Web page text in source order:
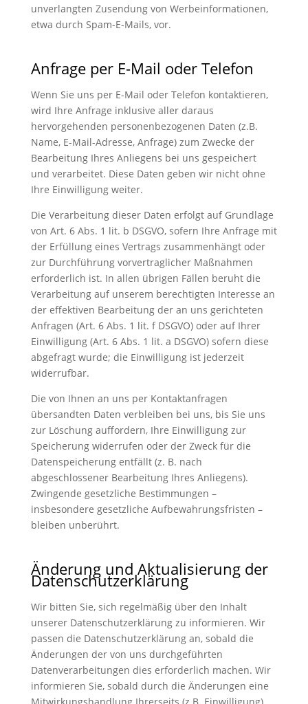
unverlangten Zusendung von Werbeinformationen,
etwa durch Spam-E-Mails, vor.
Anfrage per E-Mail oder Telefon
Wenn Sie uns per E-Mail oder Telefon kontaktieren,
wird Ihre Anfrage inklusive aller daraus
hervorgehenden personenbezogenen Daten (z.B.
Name, E-Mail-Adresse, Anfrage) zum Zwecke der
Bearbeitung Ihres Anliegens bei uns gespeichert
und verarbeitet. Diese Daten geben wir nicht ohne
Ihre Einwilligung weiter.
Die Verarbeitung dieser Daten erfolgt auf Grundlage
von Art. 6 Abs. 1 lit. b DSGVO, sofern Ihre Anfrage mit
der Erfüllung eines Vertrags zusammenhängt oder
zur Durchführung vorvertraglicher Maßnahmen
erforderlich ist. In allen übrigen Fällen beruht die
Verarbeitung auf unserem berechtigten Interesse an
der effektiven Bearbeitung der an uns gerichteten
Anfragen (Art. 6 Abs. 1 lit. f DSGVO) oder auf Ihrer
Einwilligung (Art. 6 Abs. 1 lit. a DSGVO) sofern diese
abgefragt wurde; die Einwilligung ist jederzeit
widerrufbar.
Die von Ihnen an uns per Kontaktanfragen
übersandten Daten verbleiben bei uns, bis Sie uns
zur Löschung auffordern, Ihre Einwilligung zur
Speicherung widerrufen oder der Zweck für die
Datenspeicherung entfällt (z. B. nach
abgeschlossener Bearbeitung Ihres Anliegens).
Zwingende gesetzliche Bestimmungen –
insbesondere gesetzliche Aufbewahrungsfristen –
bleiben unberührt.
Änderung und Aktualisierung der
Datenschutzerklärung
Wir bitten Sie, sich regelmäßig über den Inhalt
unserer Datenschutzerklärung zu informieren. Wir
passen die Datenschutzerklärung an, sobald die
Änderungen der von uns durchgeführten
Datenverarbeitungen dies erforderlich machen. Wir
informieren Sie, sobald durch die Änderungen eine